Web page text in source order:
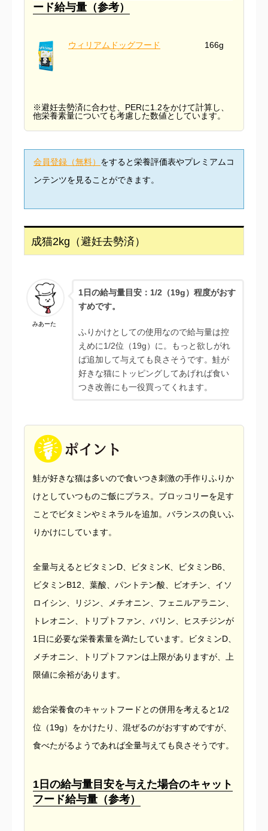
ード給与量（参考）
ウィリアムドッグフード 166g
※避妊去勢済に合わせ、PERに1.2をかけて計算し、
他栄養素量についても考慮した数値としています。
会員登録（無料） をすると栄養評価表やプレミアムコ
ンテンツを見ることができます。
成猫2kg（避妊去勢済）
みあーた
1日の給与量目安：1/2（19g）程度がおす
すめです。
ふりかけとしての使用なので給与量は控
えめに1/2位（19g）に。もっと欲しがれ
ば追加して与えても良さそうです。鮭が
好きな猫にトッピングしてあげれば食い
つき改善にも一役買ってくれます。
鮭が好きな猫は多いので食いつき刺激の手作りふりか
けとしていつものご飯にプラス。ブロッコリーを足す
ことでビタミンやミネラルを追加。バランスの良いふ
りかけにしています。
全量与えるとビタミンD、ビタミンK、ビタミンB6、
ビタミンB12、葉酸、パントテン酸、ビオチン、イソ
ロイシン、リジン、メチオニン、フェニルアラニン、
トレオニン、トリプトファン、バリン、ヒスチジンが
1日に必要な栄養素量を満たしています。ビタミンD、
メチオニン、トリプトファンは上限がありますが、上
限値に余裕があります。
総合栄養食のキャットフードとの併用を考えると1/2
位（19g）をかけたり、混ぜるのがおすすめですが、
食べたがるようであれば全量与えても良さそうです。
1日の給与量目安を与えた場合のキャット
フード給与量（参考）